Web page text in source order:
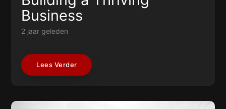
Business
2 jaar geleden
Lees Verder